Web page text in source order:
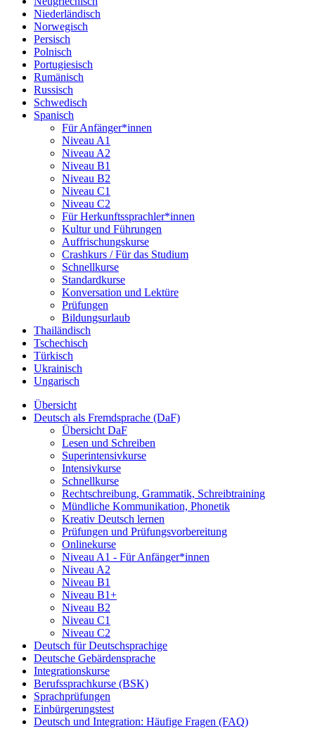
Niederländisch
Norwegisch
Persisch
Polnisch
Portugiesisch
Rumänisch
Russisch
Schwedisch
Spanisch
Für Anfänger*innen
Niveau A1
Niveau A2
Niveau B1
Niveau B2
Niveau C1
Niveau C2
Für Herkunftssprachler*innen
Kultur und Führungen
Auffrischungskurse
Crashkurs / Für das Studium
Schnellkurse
Standardkurse
Konversation und Lektüre
Prüfungen
Bildungsurlaub
Thailändisch
Tschechisch
Türkisch
Ukrainisch
Ungarisch
Übersicht
Deutsch als Fremdsprache (DaF)
Übersicht DaF
Lesen und Schreiben
Superintensivkurse
Intensivkurse
Schnellkurse
Rechtschreibung, Grammatik, Schreibtraining
Mündliche Kommunikation, Phonetik
Kreativ Deutsch lernen
Prüfungen und Prüfungsvorbereitung
Onlinekurse
Niveau A1 - Für Anfänger*innen
Niveau A2
Niveau B1
Niveau B1+
Niveau B2
Niveau C1
Niveau C2
Deutsch für Deutschsprachige
Deutsche Gebärdensprache
Integrationskurse
Berufssprachkurse (BSK)
Sprachprüfungen
Einbürgerungstest
Deutsch und Integration: Häufige Fragen (FAQ)